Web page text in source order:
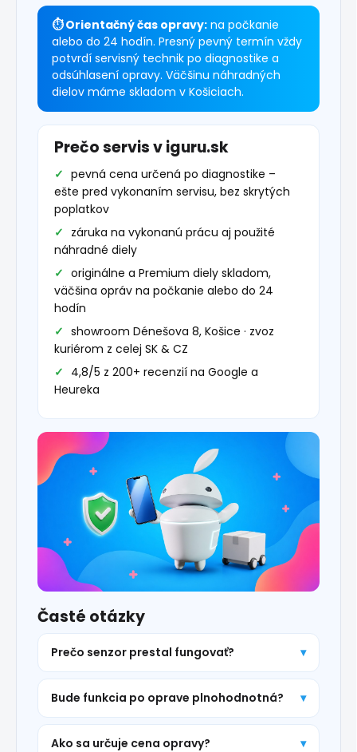
⏱ Orientačný čas opravy: na počkanie
alebo do 24 hodín. Presný pevný termín vždy
potvrdí servisný technik po diagnostike a
odsúhlasení opravy. Väčšinu náhradných
dielov máme skladom v Košiciach.
Prečo servis v iguru.sk
pevná cena určená po diagnostike –
ešte pred vykonaním servisu, bez skrytých
poplatkov
záruka na vykonanú prácu aj použité
náhradné diely
originálne a Premium diely skladom,
väčšina opráv na počkanie alebo do 24
hodín
showroom Dénešova 8, Košice · zvoz
kuriérom z celej SK & CZ
4,8/5 z 200+ recenzií na Google a
Heureka
Časté otázky
Prečo senzor prestal fungovať?
Bude funkcia po oprave plnohodnotná?
Ako sa určuje cena opravy?